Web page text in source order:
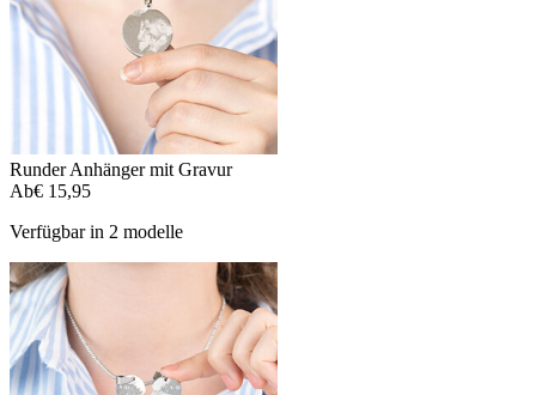
Runder Anhänger mit Gravur
Ab€ 15,95
Verfügbar in 2 modelle